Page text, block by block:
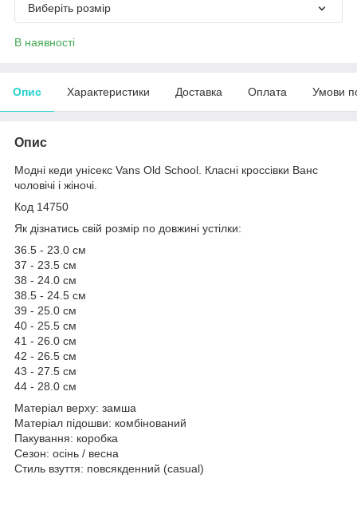
Виберіть розмір
В наявності
Опис Характеристики Доставка Оплата Умови
Опис
Модні кеди унісекс Vans Old School. Класні кроссівки Ванс
чоловічі і жіночі.
Код 14750
Як дізнатись свій розмір по довжині устілки:
36.5 - 23.0 см
37 - 23.5 см
38 - 24.0 см
38.5 - 24.5 см
39 - 25.0 см
40 - 25.5 см
41 - 26.0 см
42 - 26.5 см
43 - 27.5 см
44 - 28.0 см
Матеріал верху: замша
Матеріал підошви: комбінований
Пакування: коробка
Сезон: осінь / весна
Стиль взуття: повсякденний (casual)